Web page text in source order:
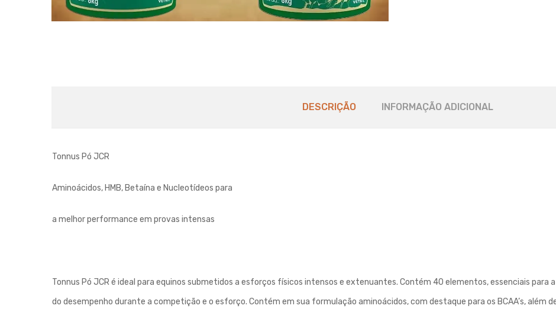
DESCRIÇÃO INFORMAÇÃO ADICIONAL
Tonnus Pó JCR
Aminoácidos, HMB, Betaína e Nucleotídeos para
a melhor performance em provas intensas
Tonnus Pó JCR é ideal para equinos submetidos a esforços físicos intensos e extenuantes. Contém 40 elementos, essenciais
do desempenho durante a competição e o esforço. Contém em sua formulação aminoácidos, com destaque para os BCAA’s, além